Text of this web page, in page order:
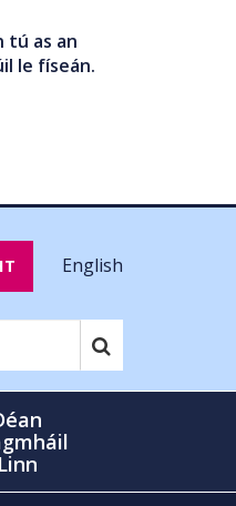
tú as an
le físeán.
English
Linn